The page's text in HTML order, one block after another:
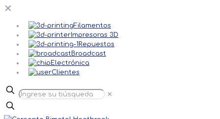
✕
Filamentos
Impresoras 3D
Repuestos
Broadcast
Electrónica
Clientes
✕